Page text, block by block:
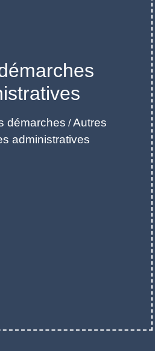
démarches / Autres
administratives